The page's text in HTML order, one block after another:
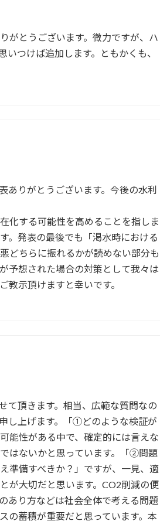
がとうございます。微力ですが、ハ
つけば追加します。ともかくも、
ありがとうございます。今後の水利
化する可能性を高めることを指しま
。発表の最後でも「渇水時における
どちらに振れるかが読めない部分も
予想された場合の対策として我々は
教示頂けますと幸いです。
て頂きます。相当、広範な質問なの
し上げます。「①どのような検証が
能性がある中で、確定的には言えな
はないかと思っています。「②問題
準備すべきか？」ですが、一見、適
が大切だと思います。CO2削減の便
あり方などは社会全体で考える問題
の蓄積が重要だと思っています。本